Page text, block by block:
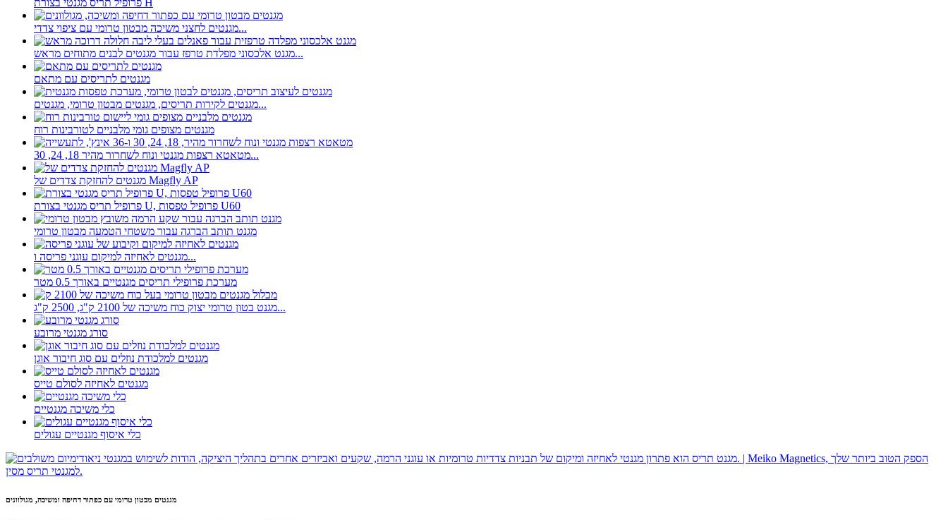
פרופיל תריס מגנטי בצורת H
מגנטים לחצני משיכה מבטון טרומי עם ציפוי צדדי...
מגנט אלכסוני מפלדת טרפז עבור מגנטים לבנים מתוחים מראש...
מגנטים לתריסים עם מתאם
מגנטים לקירות תריסים, מגנטים מבטון טרומי, מגנטים...
מגנטים מצופים גומי מלבניים לטורבינות רוח
מטאטא רצפות מגנטי ונוח לשחרור מהיר 18, 24, 30...
מגנטים להחזקת צדדים של Magfly AP
פרופיל תריס מגנטי בצורת U, פרופיל טפסות U60
מגנט תותב הברגה עבור משטחי הטמעה מבטון טרומי
מגנטים לאחיזה למיקום עוגני פריסה ו...
מערכת פרופילי תריסים מגנטיים באורך 0.5 מטר
מגנט בטון טרומי יצוק כוח משיכה של 2100 ק"ג, 2500 ק"ג...
סורג מגנטי מרובע
מגנטים למלכודת נוזלים עם סוג חיבור אוגן
מגנטים לאחיזה לסולם טייס
כלי משיכה מגנטיים
כלי איסוף מגנטיים עגולים
מגנטים מבטון טרומי עם כפתור דחיפה ומשיכה, מגולוונים